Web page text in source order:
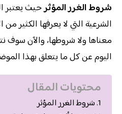
شروط الغرر المؤثرحيث يعتبر
الشرعية التي لا يعرفها الكثير
معناها ولا شروطها، والآن سوف
اليوم عن كل ما يتعلق بهذا
محتويات المقال
شروط الغرر المؤثر